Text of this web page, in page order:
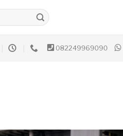
082249969090